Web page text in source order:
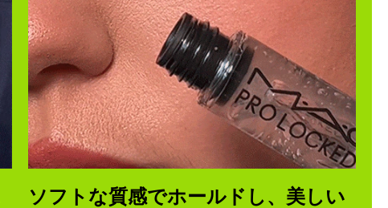
ソフトな質感でホールドし、美しい